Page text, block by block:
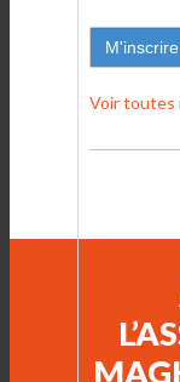
Voir toutes